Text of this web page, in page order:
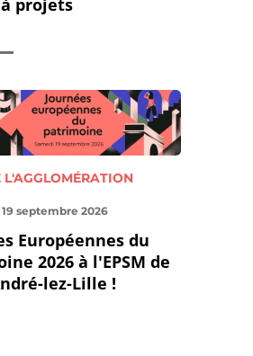
projets
L'AGGLOMÉRATION
septembre 2026
Européennes du
2026 à l'EPSM de
lez-Lille !